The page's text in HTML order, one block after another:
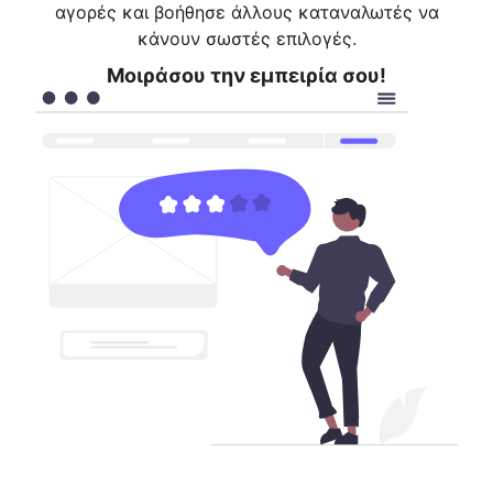
αγορές και βοήθησε άλλους καταναλωτές να
κάνουν σωστές επιλογές.
Μοιράσου την εμπειρία σου!